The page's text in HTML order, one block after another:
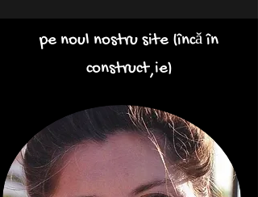
pe noul nostru site (încă în
construcție)